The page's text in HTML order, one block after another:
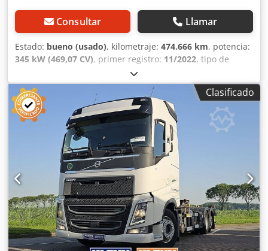
Consultar Llamar
Estado: bueno (usado), kilometraje: 474.666 km, potencia:
345 kW (469,07 CV), primer registro: 11/2022, tipo de
, tamaño del neumático:
configuración de ejes:4x2, distancia entre ejes:3.800 mm,
combustible:
, color:otro, cabina del conductor:
cabina dormitorio, tipo de engranaje:automático,
número de marchas:12, clase de emisión: Euro 6,
amortiguación:acero-aire , longitud total: 6.000 mm , ancho
2.550 mm, altura total:3.810 mm , Año de
fabricación:2022, Equipamiento:
ABS, Bluetooth, aire
acondicionado, aire acondicionado portátil, calefacción
del asiento, calefactor de estacionamiento, cierre
centralizado, control de crucero, control de tracción,
espejo retrovisor eléctrico, regulación eléctrica de las
ventanillas, - Espejos calefactados - Tacógrafo digital -
Eléctrico - Tacógrafo (dispositivo de control) - Fijo -
Globetrotter - Sistema hidráulico - Lámpara LED - Llantas
Clasificado